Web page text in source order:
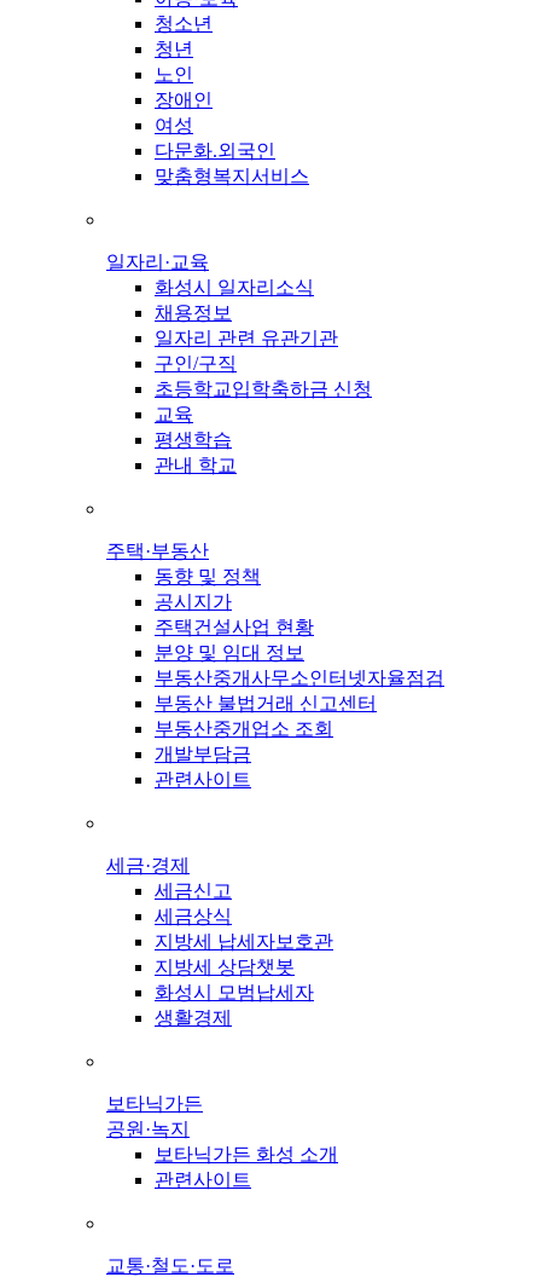
청소년
청년
노인
장애인
여성
다문화.외국인
맞춤형복지서비스
일자리·교육
화성시 일자리소식
채용정보
일자리 관련 유관기관
구인/구직
초등학교입학축하금 신청
교육
평생학습
관내 학교
주택·부동산
동향 및 정책
공시지가
주택건설사업 현황
분양 및 임대 정보
부동산중개사무소인터넷자율점검
부동산 불법거래 신고센터
부동산중개업소 조회
개발부담금
관련사이트
세금·경제
세금신고
세금상식
지방세 납세자보호관
지방세 상담챗봇
화성시 모범납세자
생활경제
보타닉가든
공원·녹지
보타닉가든 화성 소개
관련사이트
교통·철도·도로